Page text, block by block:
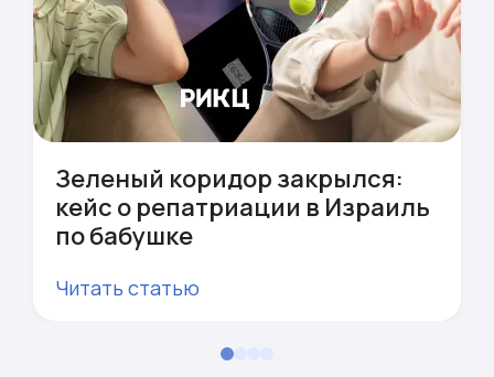
Зеленый коридор закрылся:
кейс о репатриации в Израиль
по бабушке
Читать статью